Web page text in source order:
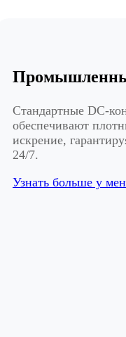
Стандартные DC-
обеспечивают
искрение,
24/7.
Узнать больше у